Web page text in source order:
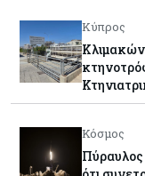
Κύπρος
Κόσμος
Πύραυλος